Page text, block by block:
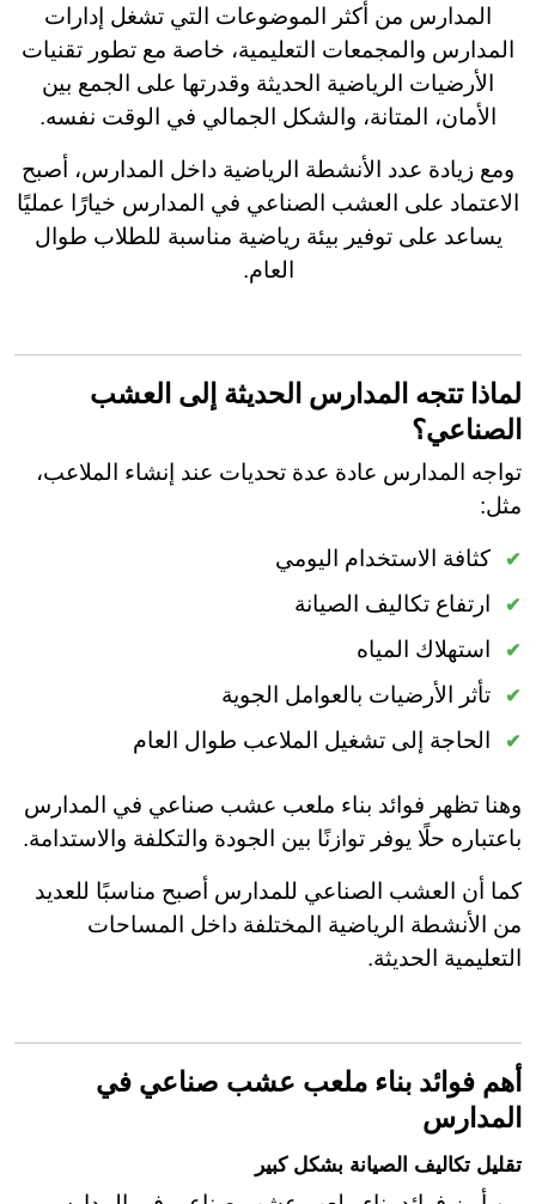
المدارس من أكثر الموضوعات التي تشغل إدارات
المدارس والمجمعات التعليمية، خاصة مع تطور تقنيات
الأرضيات الرياضية الحديثة وقدرتها على الجمع بين
الأمان، المتانة، والشكل الجمالي في الوقت نفسه.
ومع زيادة عدد الأنشطة الرياضية داخل المدارس، أصبح
الاعتماد على العشب الصناعي في المدارس خيارًا عمليًا
يساعد على توفير بيئة رياضية مناسبة للطلاب طوال
العام.
لماذا تتجه المدارس الحديثة إلى العشب
الصناعي؟
تواجه المدارس عادة عدة تحديات عند إنشاء الملاعب،
مثل:
كثافة الاستخدام اليومي
ارتفاع تكاليف الصيانة
استهلاك المياه
تأثر الأرضيات بالعوامل الجوية
الحاجة إلى تشغيل الملاعب طوال العام
وهنا تظهر فوائد بناء ملعب عشب صناعي في المدارس
باعتباره حلًا يوفر توازنًا بين الجودة والتكلفة والاستدامة.
كما أن العشب الصناعي للمدارس أصبح مناسبًا للعديد
من الأنشطة الرياضية المختلفة داخل المساحات
التعليمية الحديثة.
أهم فوائد بناء ملعب عشب صناعي في
المدارس
تقليل تكاليف الصيانة بشكل كبير